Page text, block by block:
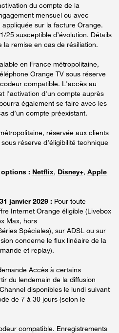
du compte de la
mensuel ou avec
sur la facture Orange.
25 susceptible d’évolution. Détails
la remise en cas de résiliation.
en France métropolitaine,
Orange TV sous réserve
compatible. L'accès au
l'activation d'un compte auprès
également se faire avec les
d’un compte préexistant.
réservée aux clients
réserve d’éligibilité technique
: Netflix, Disney+, Apple
janvier 2029 : Pour toute
Internet Orange éligible (Livebox
Max, hors
Spéciales), sur ADSL ou sur
concerne le flux linéaire de la
et replay).
Accès à certains
du lendemain de la diffusion
disponibles le lundi suivant
de 7 à 30 jours (selon le
compatible. Enregistrements